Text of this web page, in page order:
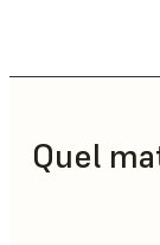
Quel